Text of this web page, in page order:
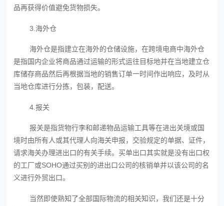
品再获得价值避免货物损失。
3.海外仓
海外仓是指建立在海外的仓储设施，在跨境电商中海外仓
是指国内企业将商品通过运输的形式运往目标地并在当地建立仓
库储存商品然后再根据当地的销售订单一时间作出响应，及时从
当地仓库进行分拣，包装，配送。
4.报关
报关是指货物行李和邮递物品运输工具等在进出关境或国
境时由所有人或其代理人向海关申报，交验规定的单据、证件，
请求海关办理进出口的有关手续。买单出口其实就是没有出口权
的工厂或SOHO通过买别的进出口公司的核销单并以该公司的名
义进行外贸出口。
当然即使熟知了全部国际物流‍的相关知识，我们还是十分